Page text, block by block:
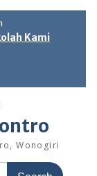
Kami
Wonogiri